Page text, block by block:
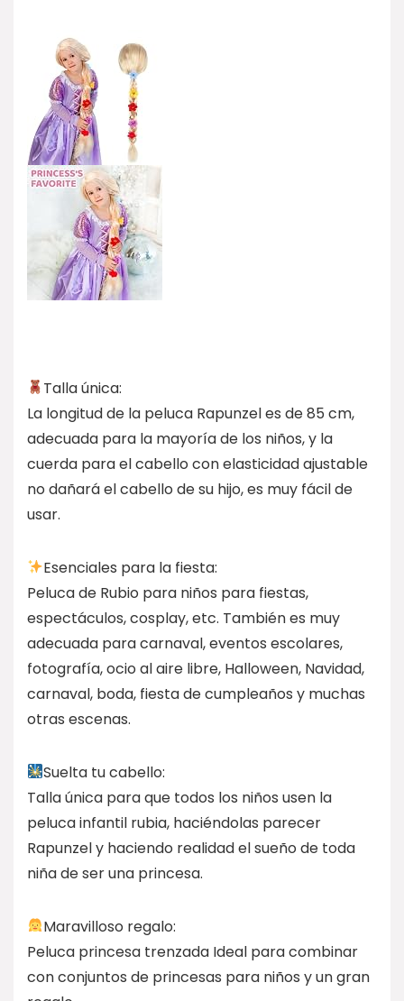
Talla única:
La longitud de la peluca Rapunzel es de 85 cm,
adecuada para la mayoría de los niños, y la
cuerda para el cabello con elasticidad ajustable
no dañará el cabello de su hijo, es muy fácil de
usar.
Esenciales para la fiesta:
Peluca de Rubio para niños para fiestas,
espectáculos, cosplay, etc. También es muy
adecuada para carnaval, eventos escolares,
fotografía, ocio al aire libre, Halloween, Navidad,
carnaval, boda, fiesta de cumpleaños y muchas
otras escenas.
Suelta tu cabello:
Talla única para que todos los niños usen la
peluca infantil rubia, haciéndolas parecer
Rapunzel y haciendo realidad el sueño de toda
niña de ser una princesa.
Maravilloso regalo:
Peluca princesa trenzada Ideal para combinar
con conjuntos de princesas para niños y un gran